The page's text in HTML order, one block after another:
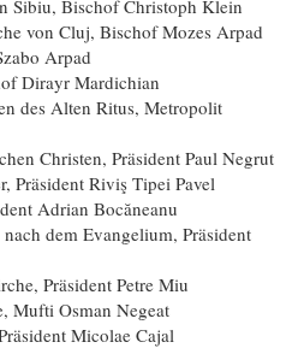
Sibiu, Bischof Christoph Klein
von Cluj, Bischof Mozes Arpad
Arpad
Dirayr Mardichian
des Alten Ritus, Metropolit
Christen, Präsident Paul Negrut
Präsident Riviş Tipei Pavel
Adrian Bocăneanu
dem Evangelium, Präsident
Präsident Petre Miu
Mufti Osman Negeat
Micolae Cajal